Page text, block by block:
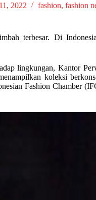
2022 fashion, fashion
terbesar. Di
lingkungan, Kantor
koleksi
Fashion Chamber